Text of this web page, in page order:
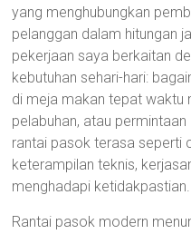
yang menghubungkan
pelanggan dalam hitungan
pekerjaan saya berkaitan
kebutuhan sehari-hari:
di meja makan tepat waktu
pelabuhan, atau
rantai pasok terasa seperti
keterampilan teknis,
menghadapi ketidakpastian.
Rantai pasok modern